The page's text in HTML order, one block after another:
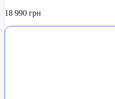
18 990 грн